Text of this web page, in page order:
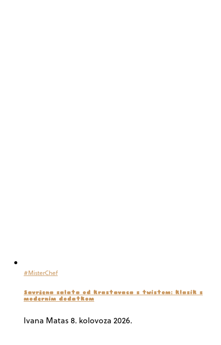
#MisterChef
Savršena salata od krastavaca s twistom: klasik s
modernim dodatkom
Ivana Matas 8. kolovoza 2026.